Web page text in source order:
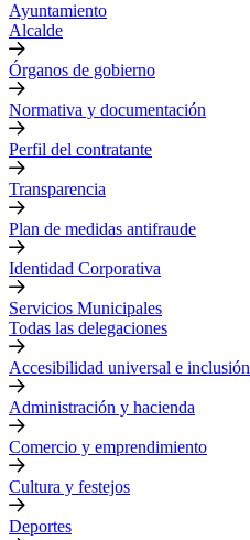
Ayuntamiento
Alcalde
Órganos de gobierno
Normativa y documentación
Perfil del contratante
Transparencia
Plan de medidas antifraude
Identidad Corporativa
Servicios Municipales
Todas las delegaciones
Accesibilidad universal e inclusión
Administración y hacienda
Comercio y emprendimiento
Cultura y festejos
Deportes